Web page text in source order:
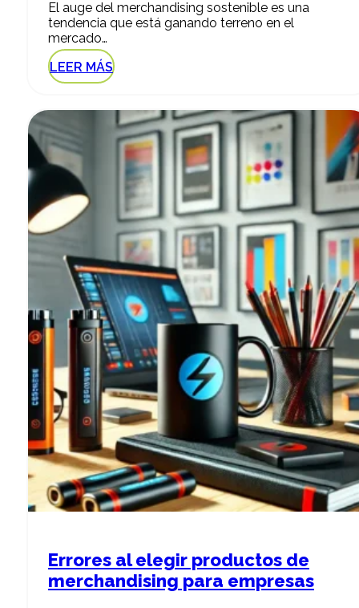
El auge del merchandising sostenible es una
tendencia que está ganando terreno en el
mercado…
LEER MÁS
Errores al elegir productos de
merchandising para empresas